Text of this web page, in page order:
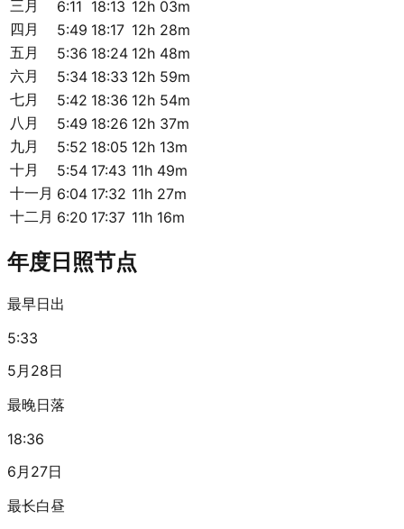
三月 6:11 18:13 12h 03m
四月
5:49 18:17 12h 28m
五月
5:36 18:24 12h 48m
六月
5:34 18:33 12h 59m
七月
5:42 18:36 12h 54m
八月
5:49 18:26 12h 37m
九月
5:52 18:05 12h 13m
十月
5:54 17:43 11h 49m
十一月 6:04 17:32 11h 27m
十二月 6:20 17:37 11h 16m
年度日照节点
最早日出
5:33
5月28日
最晚日落
18:36
6月27日
最长白昼